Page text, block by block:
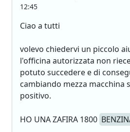
12:45
Ciao a tutti
volevo chiedervi un piccolo
l'officina autorizzata non
potuto succedere e di
cambiando mezza macchina
positivo.
HO UNA ZAFIRA 1800